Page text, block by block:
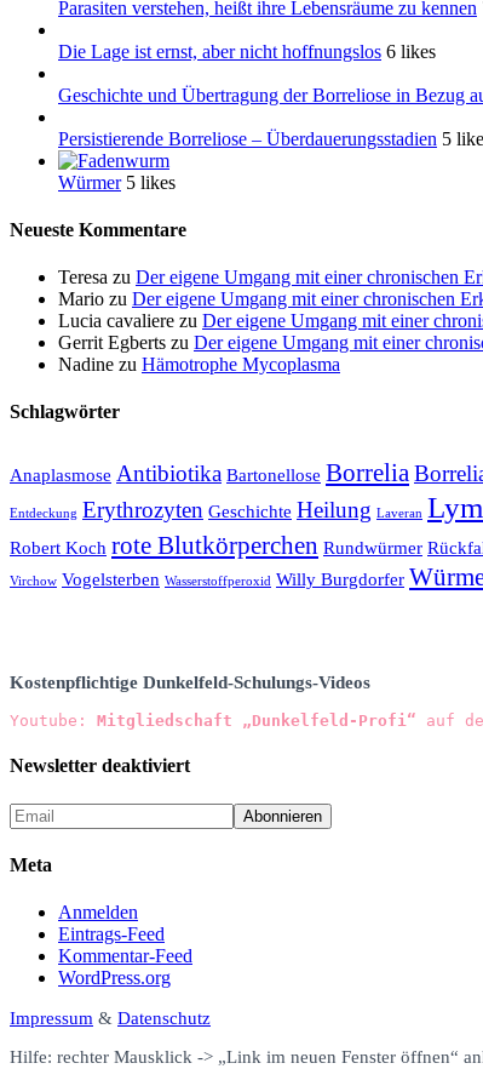
Parasiten verstehen, heißt ihre Lebensräume zu kennen
Die Lage ist ernst, aber nicht hoffnungslos 6 likes
Geschichte und Übertragung der Borreliose in Bezug
Persistierende Borreliose – Überdauerungsstadien 5
Würmer 5 likes
Neueste Kommentare
Teresa zu Der eigene Umgang mit einer chronischen
Mario zu Der eigene Umgang mit einer chronischen
Lucia cavaliere zu Der eigene Umgang mit einer
Gerrit Egberts zu Der eigene Umgang mit einer
Nadine zu Hämotrophe Mycoplasma
Schlagwörter
Anaplasmose Antibiotika Bartonellose Borrelia
Entdeckung Erythrozyten Geschichte Heilung Laveran
Robert Koch rote Blutkörperchen Rundwürmer
Virchow Vogelsterben Wasserstoffperoxid Willy Burgdorfer
Kostenpflichtige Dunkelfeld-Schulungs-Videos
Youtube: Mitgliedschaft „Dunkelfeld-Profi“ auf
Newsletter deaktiviert
Meta
Anmelden
Eintrags-Feed
Kommentar-Feed
WordPress.org
Impressum & Datenschutz
Hilfe: rechter Mausklick -> „Link im neuen Fenster öffnen“